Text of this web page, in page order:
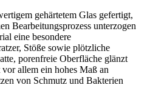
gehärtetem Glas gefertigt,
Bearbeitungsprozess unterzogen
eine besondere
Stöße sowie plötzliche
porenfreie Oberfläche glänzt
allem ein hohes Maß an
von Schmutz und Bakterien